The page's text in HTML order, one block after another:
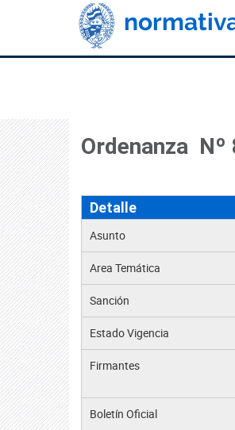
Ordenanza
Detalle
Asunto
Area Temática
Sanción
Estado Vigencia
Firmantes
Boletín Oficial